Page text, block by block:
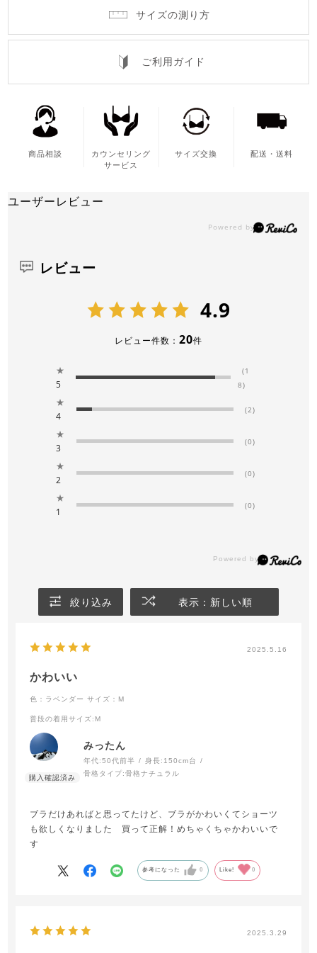
サイズの測り方
ご利用ガイド
商品相談
カウンセリング
サービス
サイズ交換 配送・送料
ユーザーレビュー
レビュー
4.9
レビュー件数： 20件
★
5
(1
8)
★
4
(2)
★
3
(0)
★
2
(0)
★
1
(0)
絞り込み 表示：新しい順
2025.5.16
かわいい
色：ラベンダー サイズ：M
普段の着用サイズ:M
みったん
年代:50代前半 身長: 150cm台
骨格タイプ:骨格ナチュラル
ブラだけあればと思ってたけど、ブラがかわいくてショーツ
も欲しくなりました 買って正解！めちゃくちゃかわいいで
す
参考になった 0 Like! 0
2025.3.29